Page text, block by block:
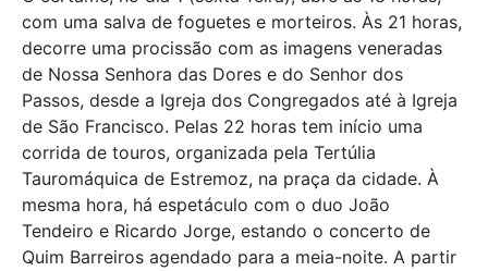
com uma salva de foguetes e morteiros. Às 21 horas,
decorre uma procissão com as imagens veneradas
de Nossa Senhora das Dores e do Senhor dos
Passos, desde a Igreja dos Congregados até à Igreja
de São Francisco. Pelas 22 horas tem início uma
corrida de touros, organizada pela Tertúlia
Tauromáquica de Estremoz, na praça da cidade. À
mesma hora, há espetáculo com o duo João
Tendeiro e Ricardo Jorge, estando o concerto de
Quim Barreiros agendado para a meia-noite. A partir